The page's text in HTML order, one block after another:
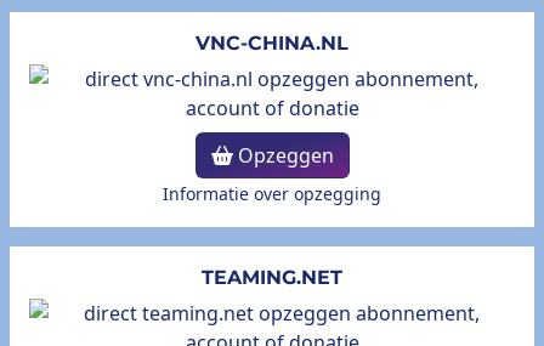
VNC-CHINA.NL
Opzeggen
Informatie over opzegging
TEAMING.NET